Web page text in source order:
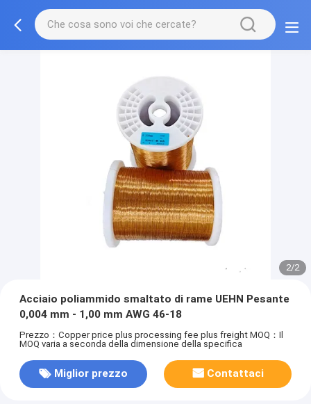
2/2
Acciaio poliammido smaltato di rame UEHN Pesante
0,004 mm - 1,00 mm AWG 46-18
Prezzo：Copper price plus processing fee plus freight MOQ：Il
MOQ varia a seconda della dimensione della specifica
Miglior prezzo Contattaci